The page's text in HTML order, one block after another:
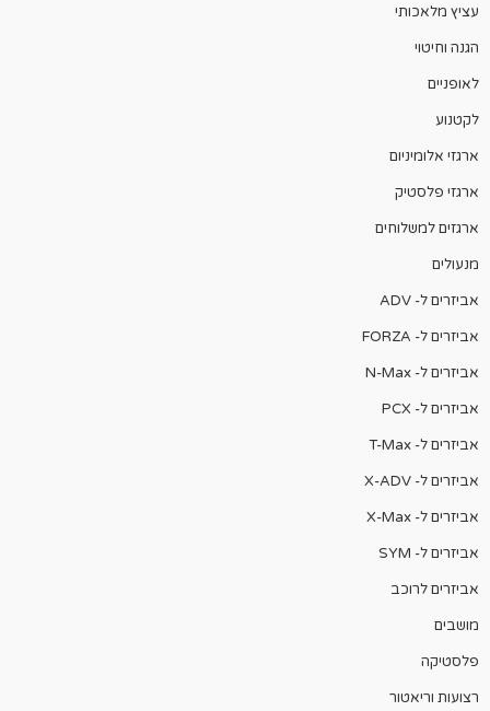
עציץ מלאכותי
הגנה וחיטוי
לאופניים
לקטנוע
ארגזי אלומיניום
ארגזי פלסטיק
ארגזים למשלוחים
מנעולים
אביזרים ל- ADV
אביזרים ל- FORZA
אביזרים ל- N-Max
אביזרים ל- PCX
אביזרים ל- T-Max
אביזרים ל- X-ADV
אביזרים ל- X-Max
אביזרים ל- SYM
אביזרים לרוכב
מושבים
פלסטיקה
רצועות וריאטור